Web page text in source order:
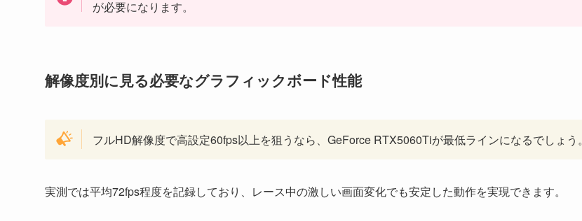
が必要になります。
解像度別に見る必要なグラフィックボード性能
フルHD解像度で高設定60fps以上を狙うなら、GeForce RTX5060Tiが最低ラインになるでしょう。
実測では平均72fps程度を記録しており、レース中の激しい画面変化でも安定した動作を実現できます。